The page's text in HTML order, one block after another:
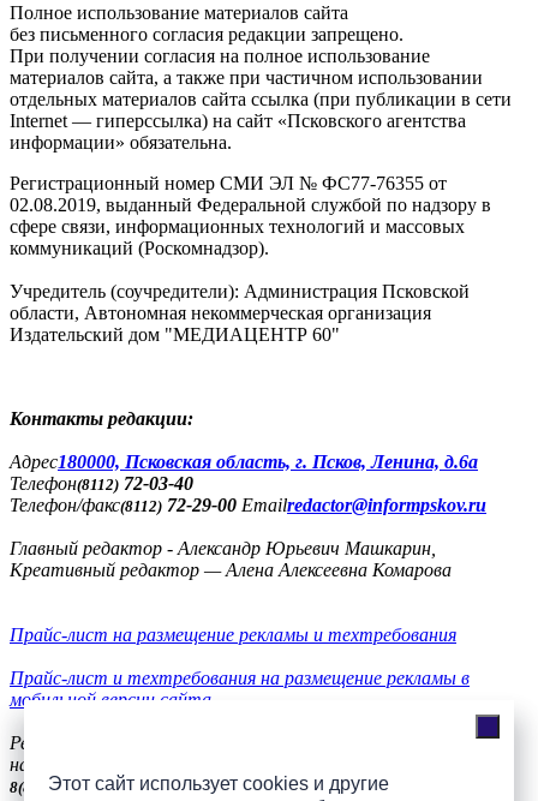
Этот сайт использует cookies и другие
Полное использование материалов сайта
без письменного согласия редакции запрещено.
При получении согласия на полное использование
материалов сайта, а также при частичном использовании
отдельных материалов сайта ссылка (при публикации в сети
Internet — гиперссылка) на сайт «Псковского агентства
информации» обязательна.
Регистрационный номер СМИ ЭЛ № ФС77-76355 от
02.08.2019, выданный Федеральной службой по надзору в
сфере связи, информационных технологий и массовых
коммуникаций (Роскомнадзор).
Учредитель (соучредители): Администрация Псковской
области, Автономная некоммерческая организация
Издательский дом "МЕДИАЦЕНТР 60"
Контакты редакции:
Адреc180000, Псковская область, г. Псков, Ленина, д.6а
Телефон(8112) 72-03-40
Телефон/факс(8112) 72-29-00 Emailredactor@informpskov.ru
Главный редактор - Александр Юрьевич Машкарин,
Креативный редактор — Алена Алексеевна Комарова
Прайс-лист на размещение рекламы и техтребования
Прайс-лист и техтребования на размещение рекламы в
мобильной версии сайта
Реклама
на сайте
8(8112)57-51-94